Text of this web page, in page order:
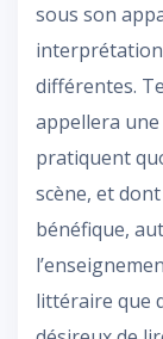
sous son
différentes.
appellera une
pratiquent
scène, et
bénéfique,
littéraire que